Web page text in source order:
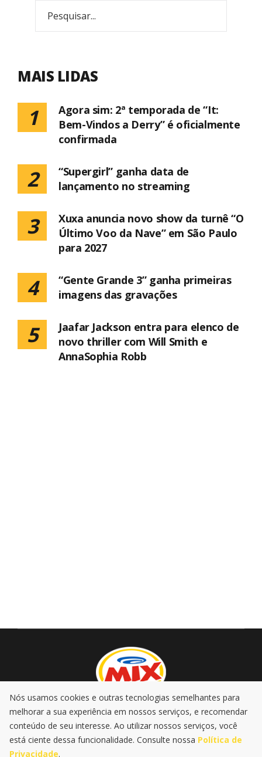
MAIS LIDAS
1
Agora sim: 2ª temporada de “It:
Bem-Vindos a Derry” é oficialmente
confirmada
2
“Supergirl” ganha data de
lançamento no streaming
3
Xuxa anuncia novo show da turnê “O
Último Voo da Nave” em São Paulo
para 2027
4
“Gente Grande 3” ganha primeiras
imagens das gravações
5
Jaafar Jackson entra para elenco de
novo thriller com Will Smith e
AnnaSophia Robb
AO VIVO PROMOÇÕES PODCASTS
MÚSICA
NOTÍCIAS
Nós usamos cookies e outras tecnologias semelhantes para
melhorar a sua experiência em nossos serviços, e recomendar
conteúdo de seu interesse. Ao utilizar nossos serviços, você
está ciente dessa funcionalidade. Consulte nossa Política de
Privacidade.